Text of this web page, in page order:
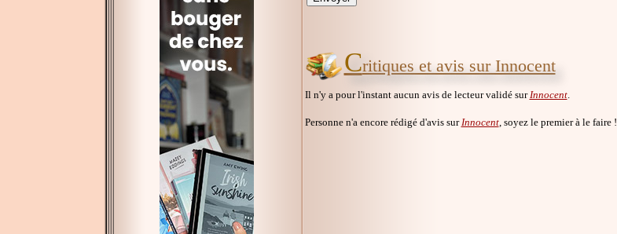
Critiques et avis sur Innocent
Il n'y a pour l'instant aucun avis de lecteur validé surInnocent.
Personne n'a encore rédigé d'avis sur Innocent, soyez le premier à le faire !